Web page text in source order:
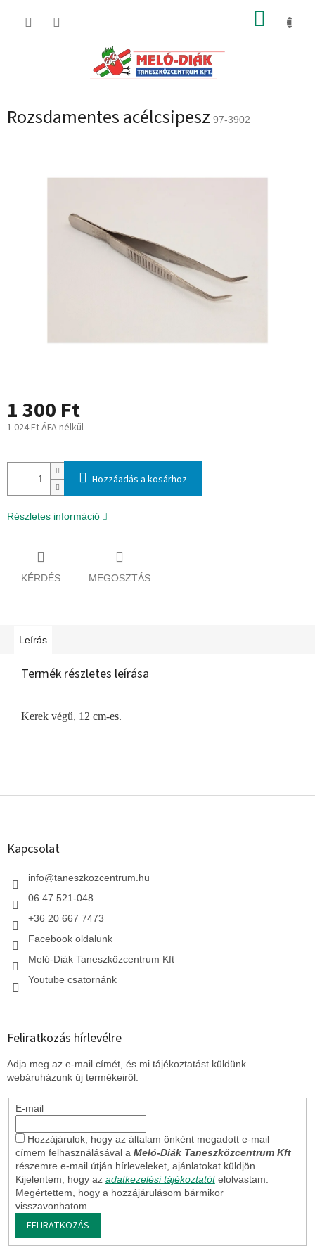
KOSÁR
Rozsdamentes acélcsipesz 97-3902
1 300 Ft
1 024 Ft ÁFA nélkül
Hozzáadás a kosárhoz
Részletes információ
KÉRDÉS MEGOSZTÁS
Leírás
Termék részletes leírása
Kerek végű, 12 cm-es.
L
Kapcsolat
info@taneszkozcentrum.hu
06 47 521-048
+36 20 667 7473
Facebook oldalunk
Meló-Diák Taneszközcentrum Kft
Youtube csatornánk
Feliratkozás hírlevélre
Adja meg az e-mail címét, és mi tájékoztatást küldünk
webáruházunk új termékeiről.
E-mail
Hozzájárulok, hogy az általam önként megadott e-mail
címem felhasználásával a Meló-Diák Taneszközcentrum Kft
részemre e-mail útján hírleveleket, ajánlatokat küldjön.
Kijelentem, hogy az adatkezelési tájékoztatót elolvastam.
Megértettem, hogy a hozzájárulásom bármikor
visszavonhatom.
FELIRATKOZÁS